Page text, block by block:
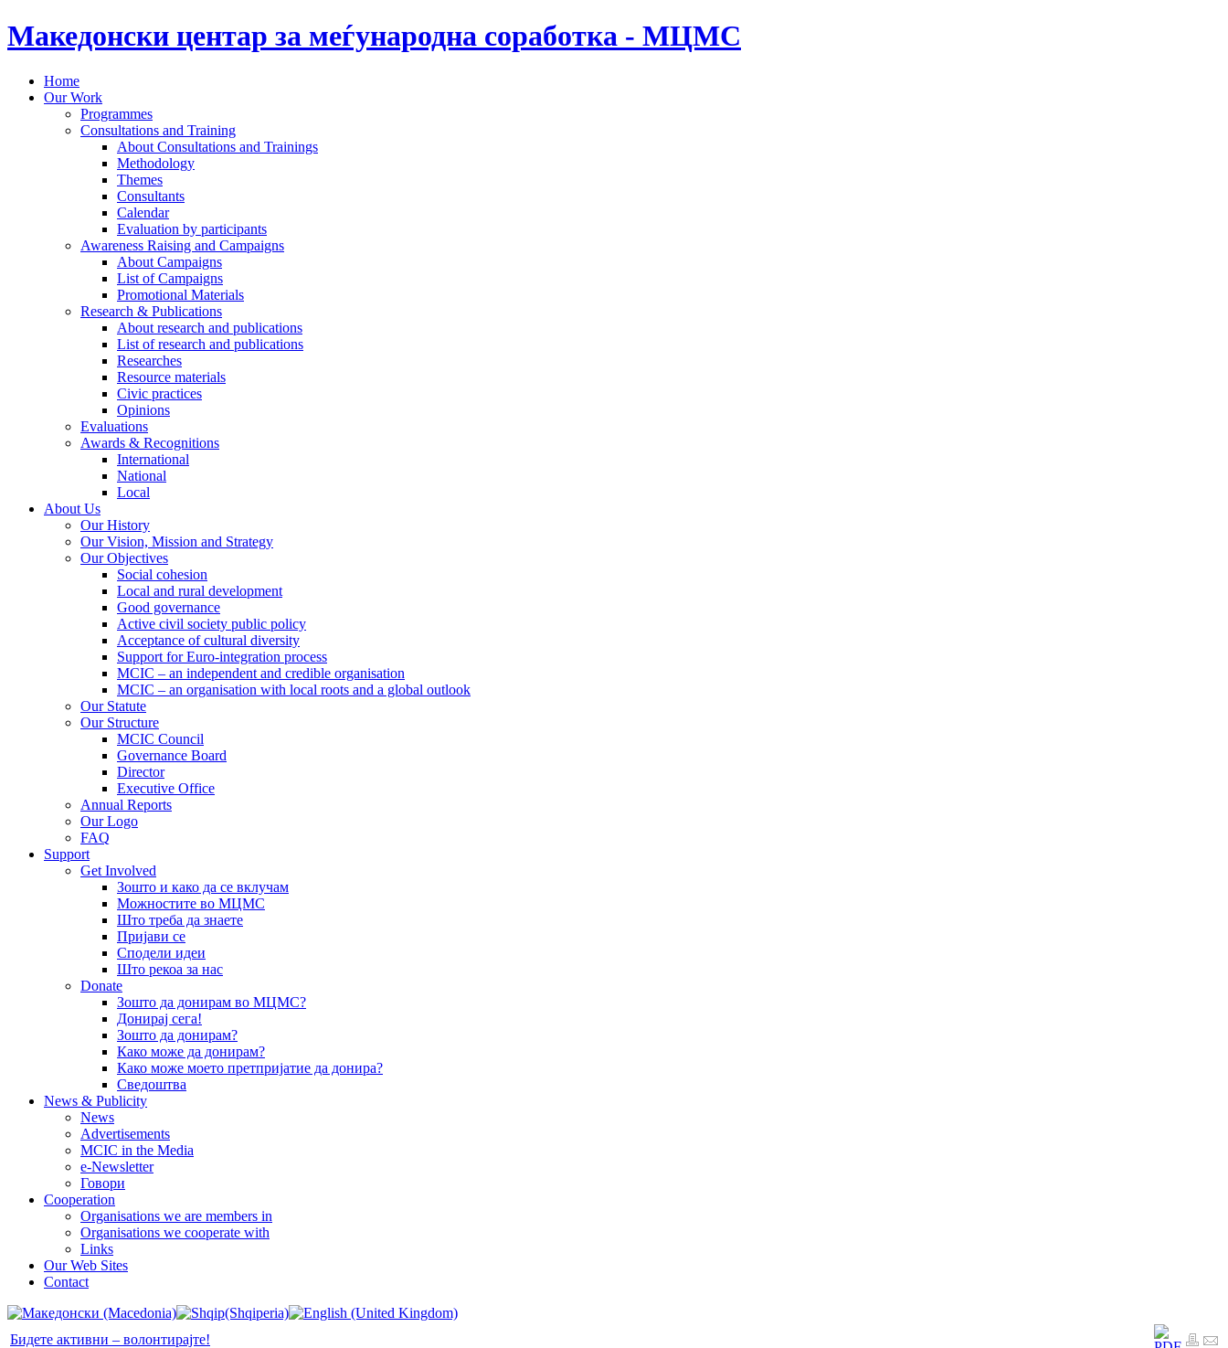
Македонски центар за меѓународна соработка - МЦМС
Home
Our Work
Programmes
Consultations and Training
About Consultations and Trainings
Methodology
Themes
Consultants
Calendar
Evaluation by participants
Awareness Raising and Campaigns
About Campaigns
List of Campaigns
Promotional Materials
Research & Publications
About research and publications
List of research and publications
Researches
Resource materials
Civic practices
Opinions
Evaluations
Awards & Recognitions
International
National
Local
About Us
Our History
Our Vision, Mission and Strategy
Our Objectives
Social cohesion
Local and rural development
Good governance
Active civil society public policy
Acceptance of cultural diversity
Support for Euro-integration process
MCIC – an independent and credible organisation
MCIC – an organisation with local roots and a global outlook
Our Statute
Our Structure
MCIC Council
Governance Board
Director
Executive Office
Annual Reports
Our Logo
FAQ
Support
Get Involved
Зошто и како да се вклучам
Можностите во МЦМС
Што треба да знаете
Пријави се
Сподели идеи
Што рекоа за нас
Donate
Зошто да донирам во МЦМС?
Донирај сега!
Зошто да донирам?
Како може да донирам?
Како може моето претпријатие да донира?
Сведоштва
News & Publicity
News
Advertisements
MCIC in the Media
e-Newsletter
Говори
Cooperation
Organisations we are members in
Organisations we cooperate with
Links
Our Web Sites
Contact
Бидете активни – волонтирајте!